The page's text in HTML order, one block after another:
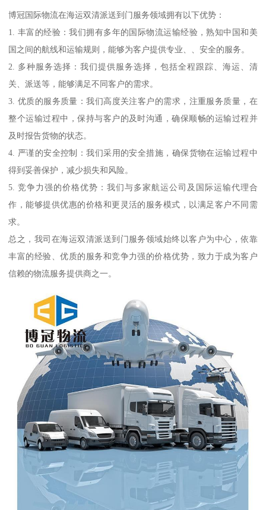
博冠国际物流在海运双清派送到门服务领域拥有以下优势：
1. 丰富的经验：我们拥有多年的国际物流运输经验，熟知中国和美
国之间的航线和运输规则，能够为客户提供专业、、安全的服务。
2. 多种服务选择：我们提供服务选择，包括全程跟踪、海运、清
关、派送等，能够满足不同客户的需求。
3. 优质的服务质量：我们高度关注客户的需求，注重服务质量，在
整个运输过程中，保持与客户的及时沟通，确保顺畅的运输过程并
及时报告货物的状态。
4. 严谨的安全控制：我们采用的安全措施，确保货物在运输过程中
得到妥善保护，减少损失和风险。
5. 竞争力强的价格优势：我们与多家航运公司及国际运输代理合
作，能够提供优惠的价格和更灵活的服务模式，以满足客户不同需
求。
总之，我司在海运双清派送到门服务领域始终以客户为中心，依靠
丰富的经验、优质的服务和竞争力强的价格优势，致力于成为客户
信赖的物流服务提供商之一。